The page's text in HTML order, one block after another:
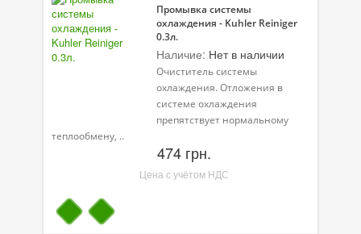
Промывка системы
охлаждения - Kuhler Reiniger
0.3л.
Наличие: Нет в наличии
Очиститель системы
охлаждения. Отложения в
системе охлаждения
препятствует нормальному
теплообмену, ..
474 грн.
Цена с учётом НДС